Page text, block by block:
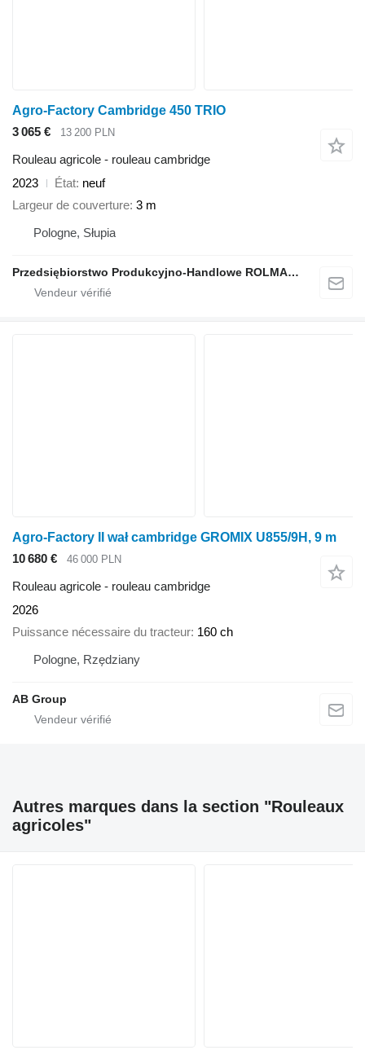
Agro-Factory Cambridge 450 TRIO
3 065 €
13 200 PLN
Rouleau agricole - rouleau cambridge
2023
État neuf
Largeur de couverture 3 m
Pologne, Słupia
Przedsiębiorstwo Produkcyjno-Handlowe ROLMAPOL Marcin Dziekan
Agro-Factory II wał cambridge GROMIX U855/9H, 9 m
10 680 €
46 000 PLN
Rouleau agricole - rouleau cambridge
2026
Puissance nécessaire du tracteur 160 ch
Pologne, Rzędziany
AB Group
Autres marques dans la section "Rouleaux
agricoles"